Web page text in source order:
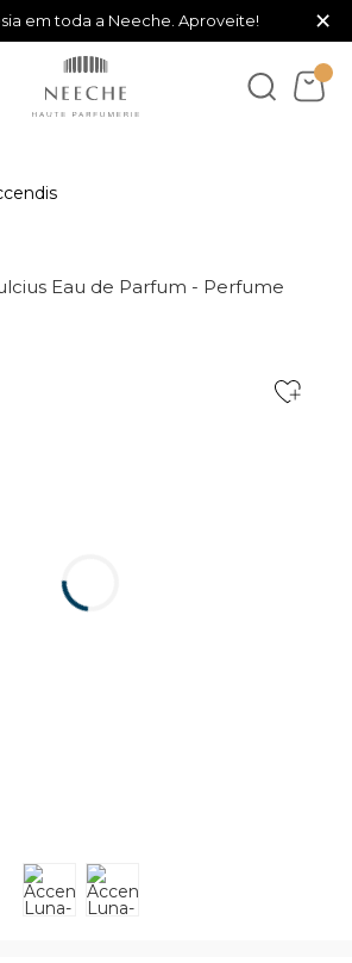
em toda a Neeche. Aproveite! ×
Eau de Parfum - Perfume